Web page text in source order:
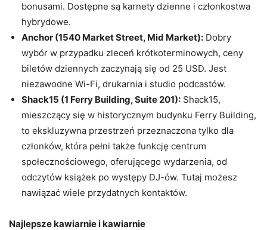
bonusami. Dostępne są karnety dzienne i członkostwa
hybrydowe.
Anchor (1540 Market Street, Mid Market): Dobry
wybór w przypadku zleceń krótkoterminowych, ceny
biletów dziennych zaczynają się od 25 USD. Jest
niezawodne Wi-Fi, drukarnia i studio podcastów.
Shack15 (1 Ferry Building, Suite 201): Shack15,
mieszczący się w historycznym budynku Ferry Building,
to ekskluzywna przestrzeń przeznaczona tylko dla
członków, która pełni także funkcję centrum
społecznościowego, oferującego wydarzenia, od
odczytów książek po występy DJ-ów. Tutaj możesz
nawiązać wiele przydatnych kontaktów.
Najlepsze kawiarnie i kawiarnie